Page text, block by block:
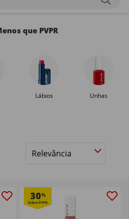
que PVPR
Lábios Unhas
Ordenar
30%